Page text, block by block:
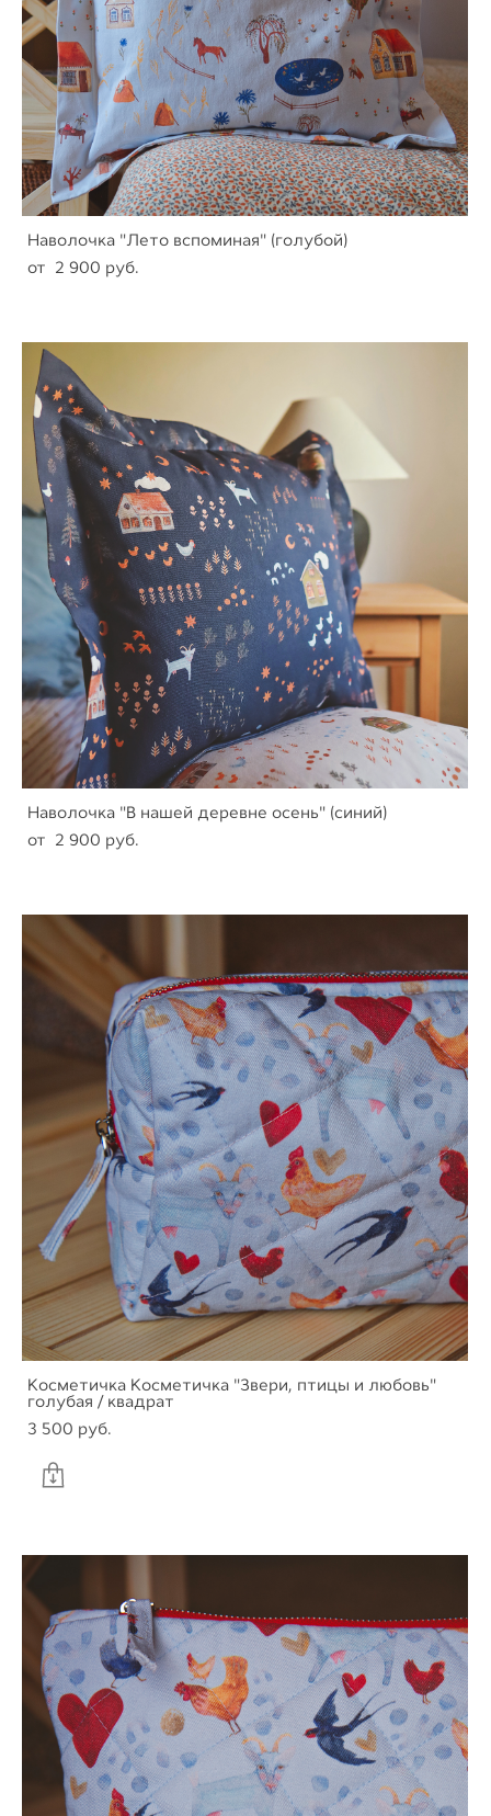
Наволочка "Лето вспоминая" (голубой)
от 2 900 pуб.
Наволочка "В нашей деревне осень" (синий)
от 2 900 pуб.
Косметичка Косметичка "Звери, птицы и любовь"
голубая / квадрат
3 500 pуб.